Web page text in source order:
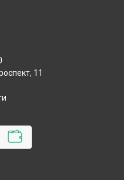
SH Candy в
SH Candy в
SH Candy в
SH Candy в
11